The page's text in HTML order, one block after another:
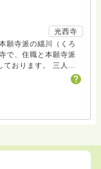
光西寺
願寺派の緇川（くろ
で、住職と本願寺派
ます。 三人の
や、保育所での子ども
のお念仏のお味わいを
も皆さんに浄土真宗の
悩みに